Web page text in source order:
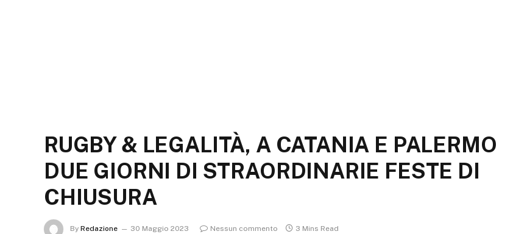
RUGBY & LEGALITÀ, A CATANIA E PALERMO
DUE GIORNI DI STRAORDINARIE FESTE DI
CHIUSURA
By Redazione 30 Maggio 2023 Nessun commento 3 Mins Read